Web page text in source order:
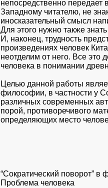
непосредственно
Западному читателю, не
иносказательный смысл
Для этого нужно также
И, наконец, трудность
произведениях человек
неотделим от него. Все это
человека в понимании
Целью данной работы
философии, в частности у
различных современных
порой, противоречивого
определяющих место
“Сократический поворот”
Проблема человека